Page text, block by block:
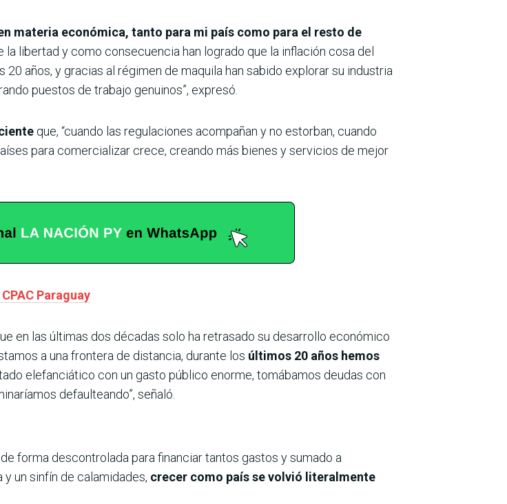
materia económica, tanto para mi país como para el resto de
libertad y como consecuencia han logrado que la inflación cosa del
años, y gracias al régimen de maquila han sabido explorar su industria
puestos de trabajo genuinos”, expresó.
que, “cuando las regulaciones acompañan y no estorban, cuando
para comercializar crece, creando más bienes y servicios de mejor
Paraguay
en las últimas dos décadas solo ha retrasado su desarrollo económico
a una frontera de distancia, durante los últimos 20 años hemos
elefanciático con un gasto público enorme, tomábamos deudas con
defaulteando”, señaló.
forma descontrolada para financiar tantos gastos y sumado a
un sinfín de calamidades, crecer como país se volvió literalmente